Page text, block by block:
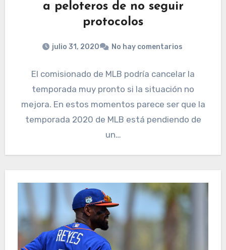
a peloteros de no seguir
protocolos
julio 31, 2020 No hay comentarios
El comisionado de MLB podría cancelar la
temporada muy pronto si la situación no
mejora. En estos momentos parece ser que la
temporada 2020 de MLB está pendiendo de
un…